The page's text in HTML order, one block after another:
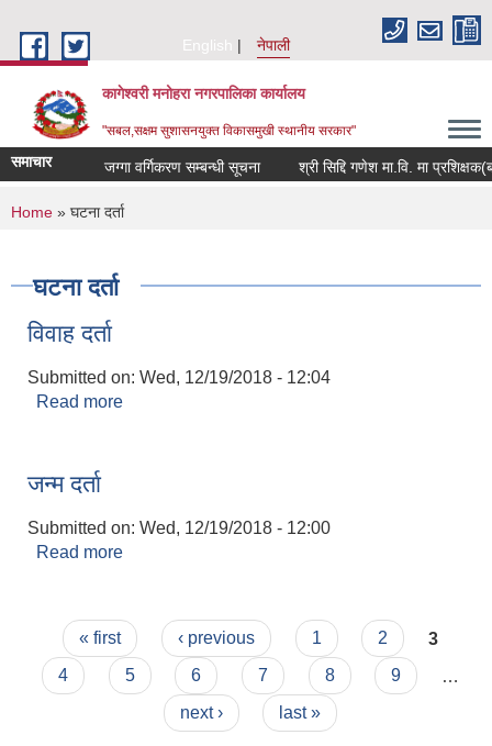
English
नेपाली
कागेश्वरी मनोहरा नगरपालिका कार्यालय
"सबल,सक्षम सुशासनयुक्त विकासमुखी स्थानीय सरकार"
समाचार जग्गा वर्गिकरण सम्बन्धी सूचना श्री सिद्दि गणेश मा.वि. मा प्रशिक्षक(बाली
You are here
Home » घटना दर्ता
घटना दर्ता
विवाह दर्ता
Submitted on: Wed, 12/19/2018 - 12:04
Read more
जन्म दर्ता
Submitted on: Wed, 12/19/2018 - 12:00
Read more
Pages
« first ‹ previous 1 2
3
4
5 6 7 8 9
next ›
last »